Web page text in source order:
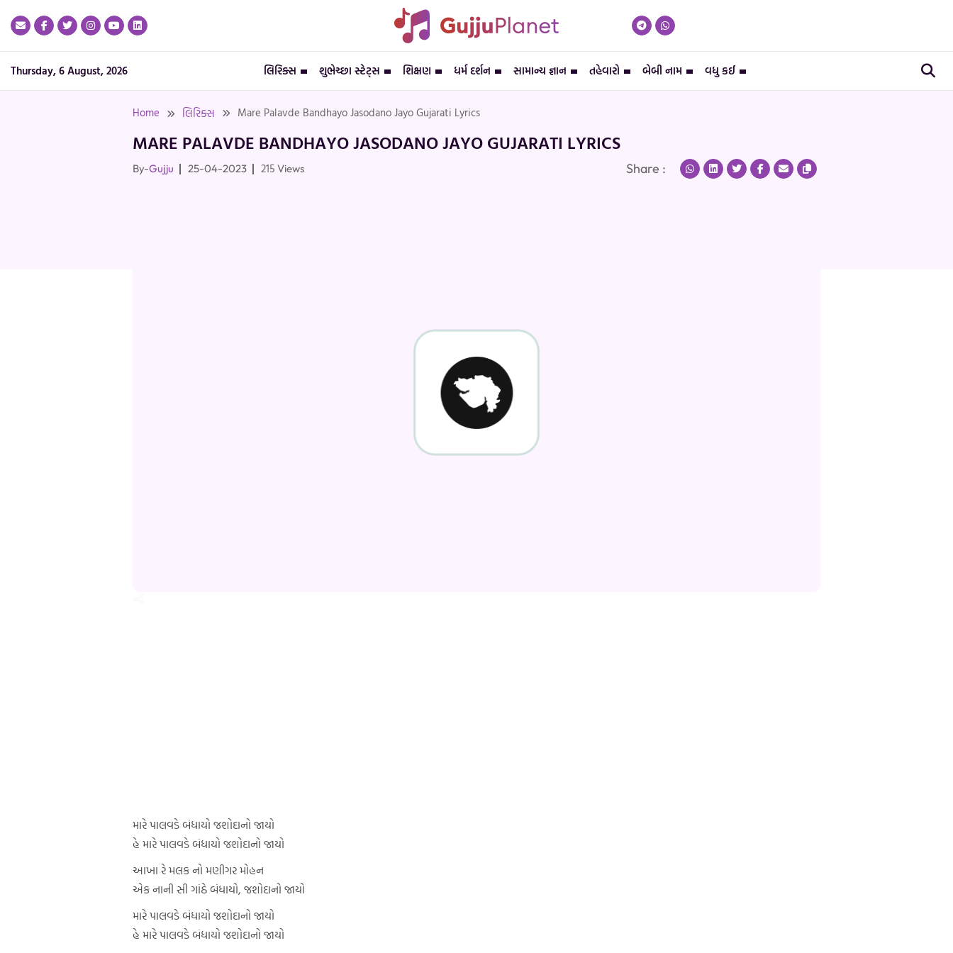
Thursday, 6 August, 2026 લિરિક્સ શુભેચ્છા સ્ટેટ્સ શિક્ષણ ધર્મ દર્શન સામાન્ય જ્ઞાન તહેવારો બેબી નામ વધુ કઈ
Home લિરિક્સ Mare Palavde Bandhayo Jasodano Jayo Gujarati Lyrics
MARE PALAVDE BANDHAYO JASODANO JAYO GUJARATI LYRICS
By-Gujju 25-04-2023 215 Views Share :
મારે પાલવડે બંધાયો જશોદાનો જાયો
હે મારે પાલવડે બંધાયો જશોદાનો જાયો
આખા રે મલક નો મણીગર મોહન
એક નાની સી ગાંઠે બંધાયો, જશોદાનો જાયો
મારે પાલવડે બંધાયો જશોદાનો જાયો
હે મારે પાલવડે બંધાયો જશોદાનો જાયો